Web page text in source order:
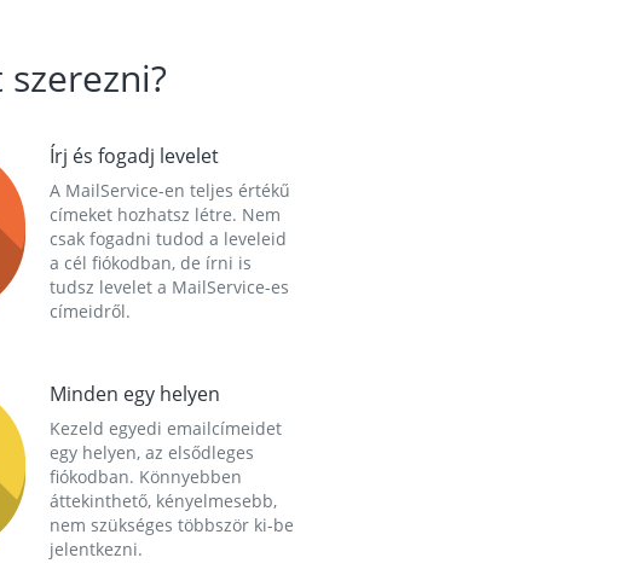
Írj és fogadj levelet
A MailService-en teljes értékű
címeket hozhatsz létre. Nem
csak fogadni tudod a leveleid
a cél fiókodban, de írni is
tudsz levelet a MailService-es
címeidről.
Minden egy helyen
Kezeld egyedi emailcímeidet
egy helyen, az elsődleges
fiókodban. Könnyebben
áttekinthető, kényelmesebb,
nem szükséges többször ki-be
jelentkezni.